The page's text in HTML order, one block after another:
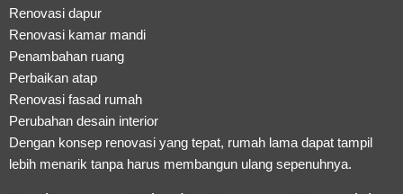
Renovasi dapur
Renovasi kamar mandi
Penambahan ruang
Perbaikan atap
Renovasi fasad rumah
Perubahan desain interior
Dengan konsep renovasi yang tepat, rumah lama dapat tampil
lebih menarik tanpa harus membangun ulang sepenuhnya.